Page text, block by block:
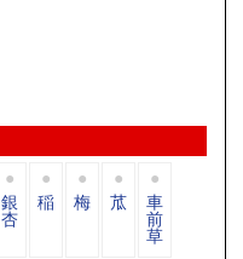
銀
杏
稲 梅 苽 車
前
草